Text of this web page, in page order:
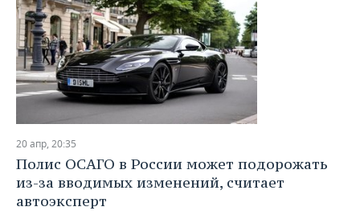
20 апр, 20:35
Полис ОСАГО в России может подорожать
из-за вводимых изменений, считает
автоэксперт